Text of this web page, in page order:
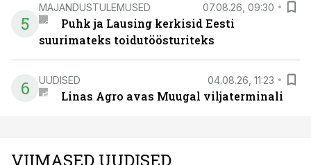
5
MAJANDUSTULEMUSED 07.08.26, 09:30
Puhk ja Lausing kerkisid Eesti
suurimateks toidutöösturiteks
6 UUDISED 04.08.26, 11:23
Linas Agro avas Muugal viljaterminali
VIIMASED UUDISED